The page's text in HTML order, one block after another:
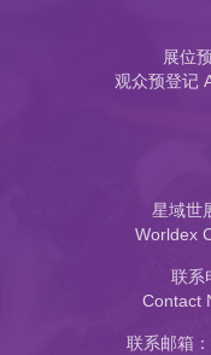
展位
观众预登记
星域世
Worldex
联系
Contact
联系邮箱